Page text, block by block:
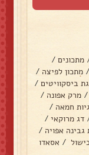
מתכונים /
/ מתכון לפיצה /
ביסקוויטים /
/ מרק אפונה /
חמאה /
דג מרוקאי /
גבינה אפויה /
/ אסאדו